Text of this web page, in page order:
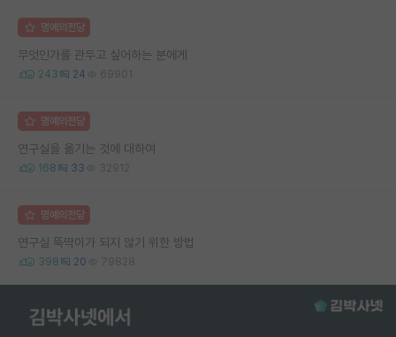
명예의전당
무엇인가를 관두고 싶어하는 분에게
243 24 69901
명예의전당
연구실을 옮기는 것에 대하여
168 33 32912
명예의전당
연구실 뚝딱이가 되지 않기 위한 방법
398 20 79828